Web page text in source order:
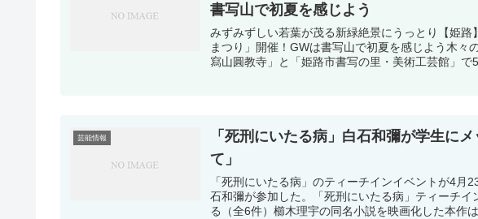
書写山で初夏を感じよう
みずみずしい若葉が茂る新緑絶景にうっとり【姫
まつり」開催！GWは書写山で初夏を感じよう木々
寫山圓教寺」と「姫路市書写の里・美術工芸館」で
芸能情報
「死刑にいたる病」白石和彌が学生に
て」
「死刑にいたる病」のティーチインイベントが4月
石和彌が参加した。「死刑にいたる病」ティーチ
る（全6件）櫛木理宇の同名小説を映画化した本作